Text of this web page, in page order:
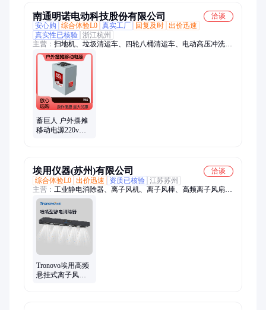
南通明诺电动科技股份有限公司
洽谈
安心购
综合体验L0 真实工厂 回复及时 出价迅速
真实性已核验 浙江杭州
主营： 扫地机、垃圾清运车、四轮八桶清运车、电动高压冲洗
车、驾驶式扫地车、封闭式扫地车、环卫车、环卫保洁车、锂电
池、明诺洗地车、铰接式电动扫路车、新能源扫路车、光伏板冲
洗车、商场洗地机、磷酸铁锂电池48v、磷酸铁锂电池72V、磷
酸铁锂电池60V、磷酸铁锂电池24V、三轮环卫车、移动储能电
池、便携式储能电池、应急房车户外电源储能、换电电池租赁、
无人扫地机器人
蓄巨人 户外摆摊
移动电源220v可
埃用仪器(苏州)有限公司
洽谈
综合体验L0 出价迅速 资质已核验 江苏苏州
主营： 工业静电消除器、离子风机、离子风棒、高频离子风扇、
离子风枪、静电除尘枪、离子风嘴、离子风蛇、离子风刀、静电
除尘、静电检测设备、ESD门禁系统、人体综合测试仪、防静电
测试仪、表面电阻测量仪、静电传感器、静电测量仪
Tronovo埃用高频
悬挂式离子风机